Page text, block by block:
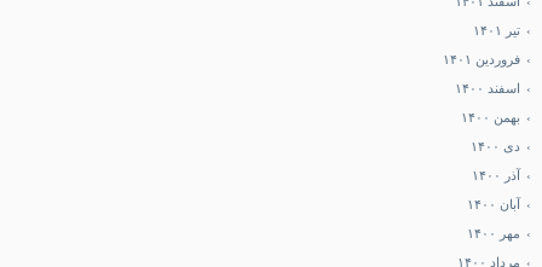
تیر ۱۴۰۱
فروردین ۱۴۰۱
اسفند ۱۴۰۰
بهمن ۱۴۰۰
دی ۱۴۰۰
آذر ۱۴۰۰
آبان ۱۴۰۰
مهر ۱۴۰۰
مرداد ۱۴۰۰